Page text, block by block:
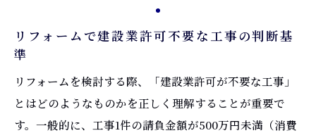
リフォームで建設業許可不要な工事の判断基
準
リフォームを検討する際、「建設業許可が不要な工事」
とはどのようなものかを正しく理解することが重要で
す。一般的に、工事1件の請負金額が500万円未満（消費